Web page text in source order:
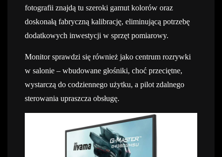
fotografii znajdą tu szeroki gamut kolorów oraz
doskonałą fabryczną kalibrację, eliminującą potrzebę
dodatkowych inwestycji w sprzęt pomiarowy.
Monitor sprawdzi się również jako centrum rozrywki
w salonie – wbudowane głośniki, choć przeciętne,
wystarczą do codziennego użytku, a pilot zdalnego
sterowania upraszcza obsługę.